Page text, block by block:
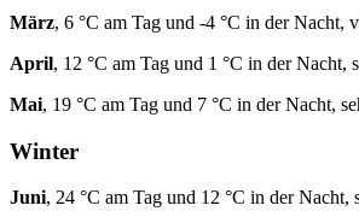
März, 6 °C am Tag und -4 °C in der Nacht,
April, 12 °C am Tag und 1 °C in der Nacht,
Mai, 19 °C am Tag und 7 °C in der Nacht,
Winter
Juni, 24 °C am Tag und 12 °C in der Nacht,